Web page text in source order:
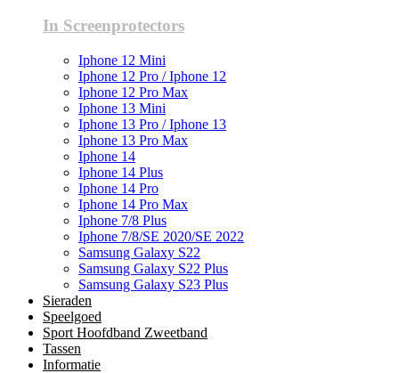
In Screenprotectors
Iphone 12 Mini
Iphone 12 Pro / Iphone 12
Iphone 12 Pro Max
Iphone 13 Mini
Iphone 13 Pro / Iphone 13
Iphone 13 Pro Max
Iphone 14
Iphone 14 Plus
Iphone 14 Pro
Iphone 14 Pro Max
Iphone 7/8 Plus
Iphone 7/8/SE 2020/SE 2022
Samsung Galaxy S22
Samsung Galaxy S22 Plus
Samsung Galaxy S23 Plus
Sieraden
Speelgoed
Sport Hoofdband Zweetband
Tassen
Informatie